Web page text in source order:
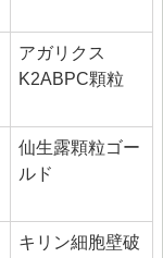
アガリクス
K2ABPC顆粒
仙生露顆粒ゴー
ルド
キリン細胞壁破